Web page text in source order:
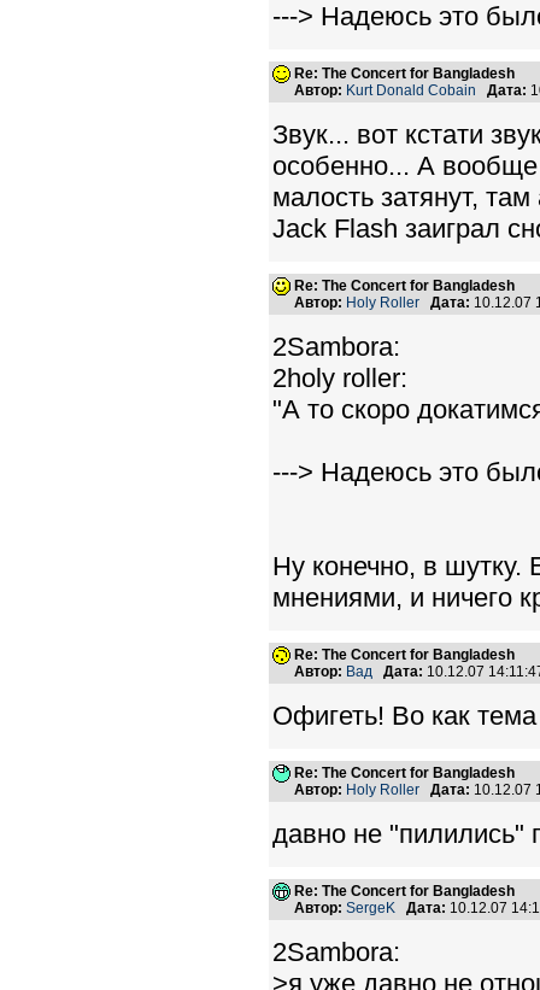
---> Надеюсь это
Re: The Concert for Bangladesh
Автор: Kurt Donald Cobain Дата:
Звук... вот кстати
особенно... А
малость затянут,
Jack Flash заиграл
Re: The Concert for Bangladesh
Автор: Holy Roller Дата:
2Sambora:
2holy roller:
"А то скоро
---> Надеюсь это
Ну конечно, в
мнениями, и ничего
Re: The Concert for Bangladesh
Автор: Вад Дата: 10.12.07
Офигеть! Во как
Re: The Concert for Bangladesh
Автор: Holy Roller Дата:
давно не "пилились"
Re: The Concert for Bangladesh
Автор: SergeK Дата: 10.12.07
2Sambora:
>я уже давно не